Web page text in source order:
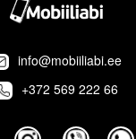
info@mobiiliabi.ee
+372 569 222 66